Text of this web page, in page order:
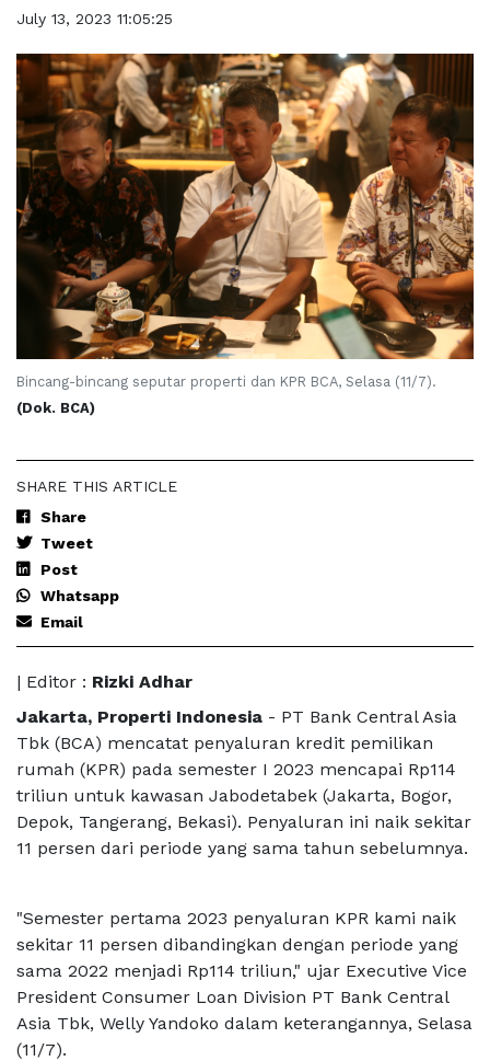
July 13, 2023 11:05:25
Bincang-bincang seputar properti dan KPR BCA, Selasa (11/7).
(Dok. BCA)
SHARE THIS ARTICLE
Share
Tweet
Post
Whatsapp
Email
| Editor : Rizki Adhar
Jakarta, Properti Indonesia - PT Bank Central Asia
Tbk (BCA) mencatat penyaluran kredit pemilikan
rumah (KPR) pada semester I 2023 mencapai Rp114
triliun untuk kawasan Jabodetabek (Jakarta, Bogor,
Depok, Tangerang, Bekasi). Penyaluran ini naik sekitar
11 persen dari periode yang sama tahun sebelumnya.
"Semester pertama 2023 penyaluran KPR kami naik
sekitar 11 persen dibandingkan dengan periode yang
sama 2022 menjadi Rp114 triliun," ujar Executive Vice
President Consumer Loan Division PT Bank Central
Asia Tbk, Welly Yandoko dalam keterangannya, Selasa
(11/7).